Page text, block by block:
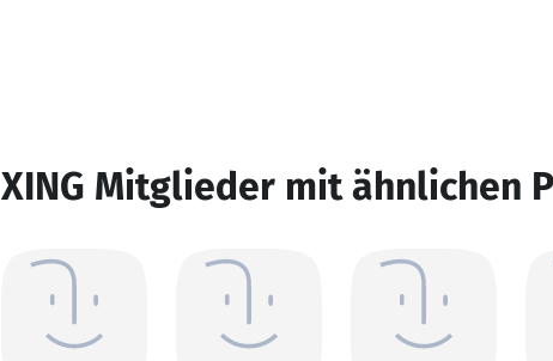
XING Mitglieder mit ähnlichen